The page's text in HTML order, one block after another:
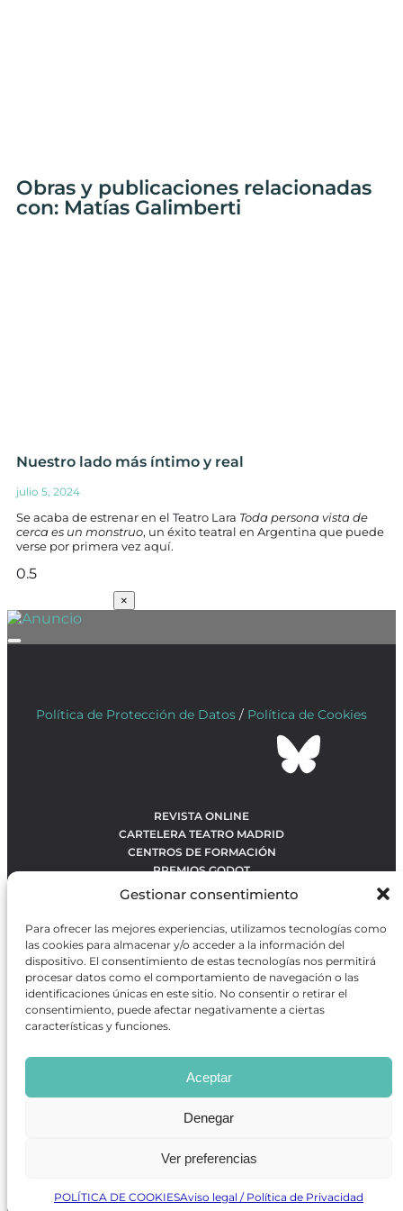
Gestionar consentimiento
Para ofrecer las mejores experiencias, utilizamos tecnologías como
las cookies para almacenar y/o acceder a la información del
dispositivo. El consentimiento de estas tecnologías nos permitirá
procesar datos como el comportamiento de navegación o las
identificaciones únicas en este sitio. No consentir o retirar el
consentimiento, puede afectar negativamente a ciertas
características y funciones.
Aceptar
Denegar
Ver preferencias
POLÍTICA DE COOKIESAviso legal / Política de Privacidad
Obras y publicaciones relacionadas
con: Matías Galimberti
Nuestro lado más íntimo y real
julio 5, 2024
Se acaba de estrenar en el Teatro Lara Toda persona vista de
cerca es un monstruo, un éxito teatral en Argentina que puede
verse por primera vez aquí.
×
Política de Protección de Datos / Política de Cookies
REVISTA ONLINE
CARTELERA TEATRO MADRID
CENTROS DE FORMACIÓN
PREMIOS GODOT
CONTACTO
OBRAS MÁS VOTADAS
RANKING MEJORES OBRAS
BÚSQUEDA AVANZADA DE OBRAS
Revista GODOTes una revista independiente especializada
en información sobre artes escénicas de Madrid, gratuita y
que se distribuye en espacios escénicos, además de otros
puntos de interés turístico y de ocio de la capital.
Desarrollado por Precise Future